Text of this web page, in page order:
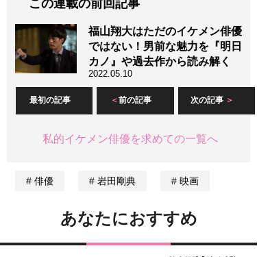
この連載の前回記事
福山翔大はただのイケメン俳優
ではない！男前な魅力を『明日
カノ』や過去作から読み解く
2022.05.10
最初の記事 前の記事 次の記事
私的イケメン俳優を求めての一覧へ
俳優 岩田剛典 映画
あなたにおすすめ